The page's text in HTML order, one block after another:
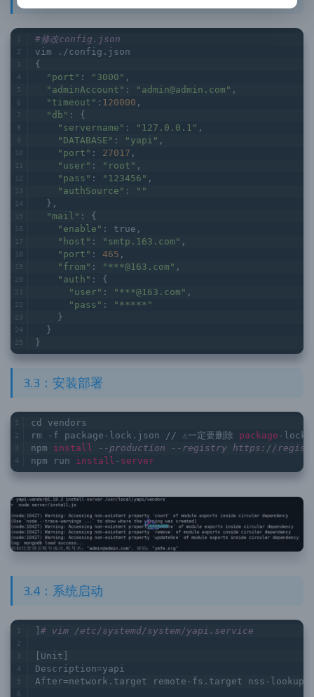
#修改config.json
vim ./config.json
{
"port" : "3000" ,
"adminAccount" : "admin@admin.com" ,
"timeout" : 120000 ,
"db" : {
"servername" : "127.0.0.1" ,
"DATABASE" : "yapi" ,
"port" : 27017 ,
"user" : "root" ,
"pass" : "123456" ,
"authSource" :
""
  },
"mail" : {
"enable" : true,
"host" : "smtp.163.com" ,
"port" : 465 ,
"from" : "***@163.com" ,
"auth" : {
"user" : "***@163.com" ,
"pass" :
"*****"
    }
  }
}
3.3：安装部署
cd vendors
rm -f package-lock.json // ⚠️一定要删除 package -
npm install
--production --registry https://
npm run install - server
3.4：系统启动
# vim /etc/systemd/system/yapi.service
[Unit]
Description=yapi
After=network.target remote-fs.target nss-